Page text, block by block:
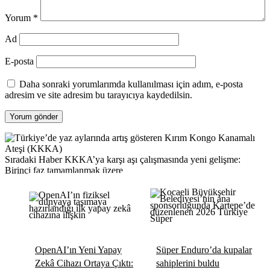
Yorum *
Ad
E-posta
Daha sonraki yorumlarımda kullanılması için adım, e-posta
adresim ve site adresim bu tarayıcıya kaydedilsin.
Sıradaki Haber KKKA’ya karşı aşı çalışmasında yeni gelişme:
Birinci faz tamamlanmak üzere
OpenAI’ın Yeni Yapay
Zekâ Cihazı Ortaya Çıktı:
Süper Enduro’da kupalar
sahiplerini buldu